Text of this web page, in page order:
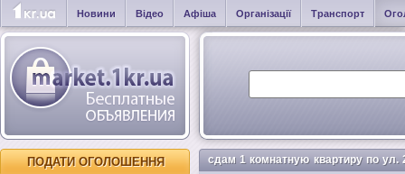
Новини Відео Афіша Організації Транспорт
ПОДАТИ ОГОЛОШЕННЯ сдам 1 комнатную квартиру по ул.